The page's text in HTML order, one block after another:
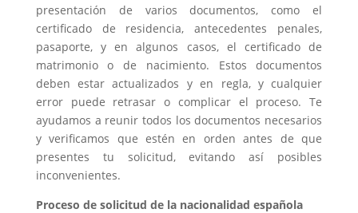
presentación de varios documentos, como el
certificado de residencia, antecedentes penales,
pasaporte, y en algunos casos, el certificado de
matrimonio o de nacimiento. Estos documentos
deben estar actualizados y en regla, y cualquier
error puede retrasar o complicar el proceso. Te
ayudamos a reunir todos los documentos necesarios
y verificamos que estén en orden antes de que
presentes tu solicitud, evitando así posibles
inconvenientes.
Proceso de solicitud de la nacionalidad española